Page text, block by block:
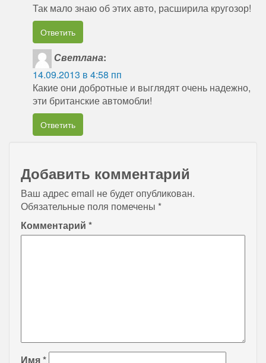
Так мало знаю об этих авто, расширила кругозор!
Ответить
Светлана:
14.09.2013 в 4:58 пп
Какие они добротные и выглядят очень надежно,
эти британские автомобли!
Ответить
Добавить комментарий
Ваш адрес email не будет опубликован.
Обязательные поля помечены *
Комментарий *
Имя*